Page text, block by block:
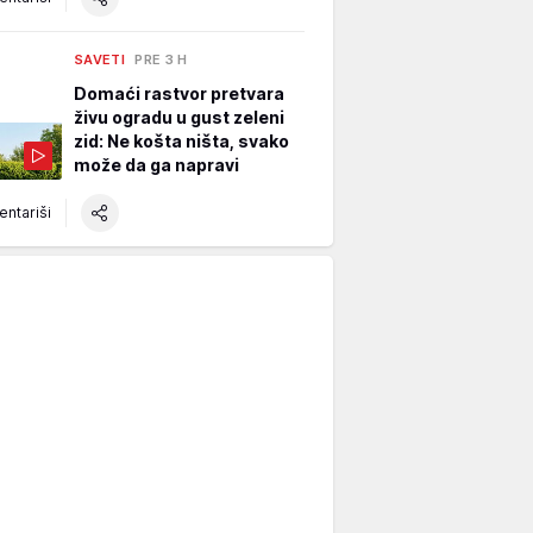
SAVETI PRE 3 H
Domaći rastvor pretvara
živu ogradu u gust zeleni
zid: Ne košta ništa, svako
može da ga napravi